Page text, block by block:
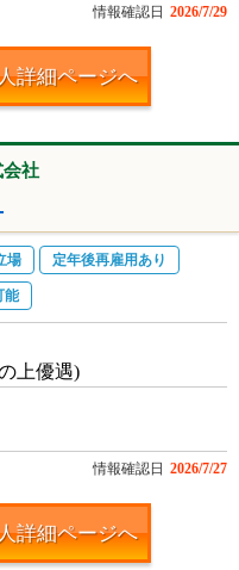
情報確認日 2026/7/29
詳細ページへ
会社
場 定年後再雇用あり
能
上優遇)
情報確認日 2026/7/27
詳細ページへ